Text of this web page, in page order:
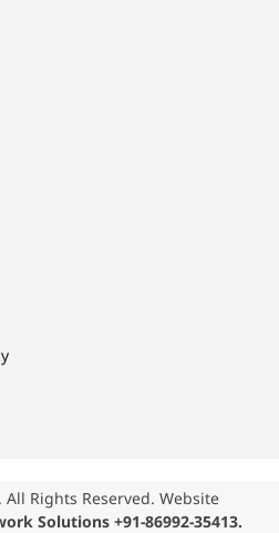
Rights Reserved. Website
Solutions +91-86992-35413.